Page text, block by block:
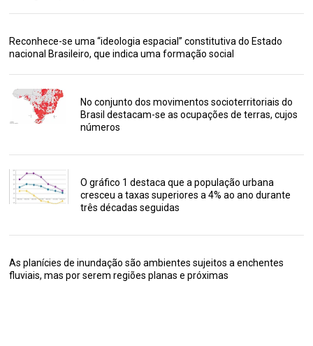
Reconhece-se uma “ideologia espacial” constitutiva do Estado
nacional Brasileiro, que indica uma formação social
No conjunto dos movimentos socioterritoriais do
Brasil destacam-se as ocupações de terras, cujos
números
O gráfico 1 destaca que a população urbana
cresceu a taxas superiores a 4% ao ano durante
três décadas seguidas
As planícies de inundação são ambientes sujeitos a enchentes
fluviais, mas por serem regiões planas e próximas